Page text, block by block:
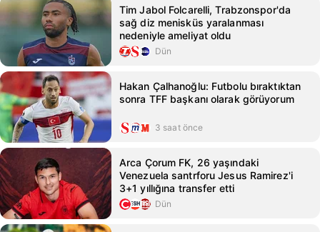
Tim Jabol Folcarelli, Trabzonspor'da
sağ diz menisküs yaralanması
nedeniyle ameliyat oldu
Dün
Hakan Çalhanoğlu: Futbolu bıraktıktan
sonra TFF başkanı olarak görüyorum
3 saat önce
Arca Çorum FK, 26 yaşındaki
Venezuela santrforu Jesus Ramirez'i
3+1 yıllığına transfer etti
Dün